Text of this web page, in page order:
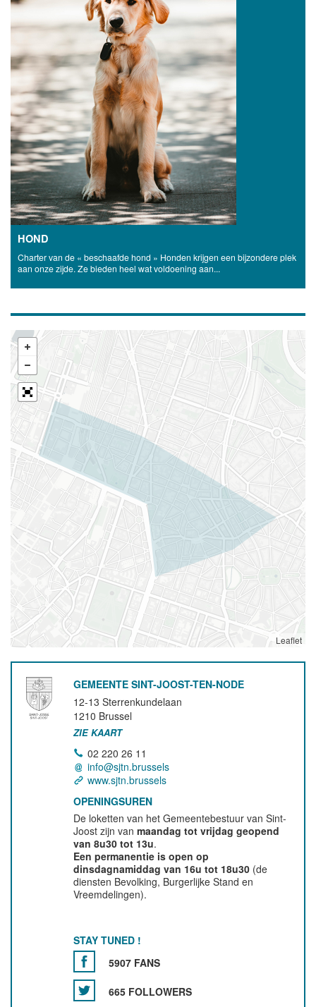
HOND
Charter van de « beschaafde hond » Honden krijgen een bijzondere plek
aan onze zijde. Ze bieden heel wat voldoening aan...
Leaflet
GEMEENTE SINT-JOOST-TEN-NODE
12-13 Sterrenkundelaan
1210 Brussel
ZIE KAART
02 220 26 11
info@sjtn.brussels
www.sjtn.brussels
OPENINGSUREN
De loketten van het Gemeentebestuur van Sint-
Joost zijn vanmaandag tot vrijdag geopend
van 8u30 tot 13u.
Een permanentie is open op
dinsdagnamiddag van 16u tot 18u30 (de
diensten Bevolking, Burgerlijke Stand en
Vreemdelingen).
STAY TUNED !
5907 FANS
665 FOLLOWERS